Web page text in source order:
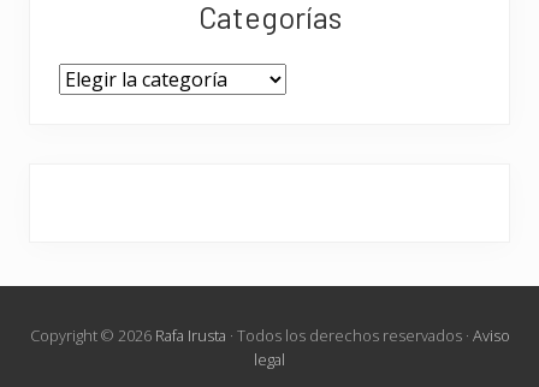
Categorías
Categorías
Copyright © 2026 Rafa Irusta · Todos los derechos reservados · Aviso
legal